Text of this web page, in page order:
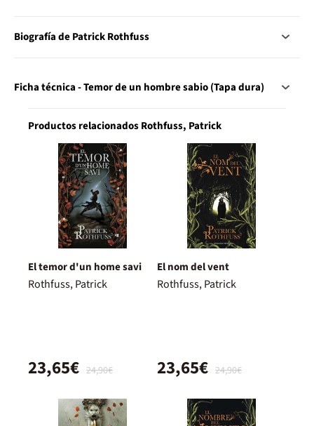
Biografía de Patrick Rothfuss
Ficha técnica - Temor de un hombre sabio (Tapa dura)
Productos relacionados Rothfuss, Patrick
El temor d'un home savi
Rothfuss, Patrick
24,90€
23,65€
El nom del vent
Rothfuss, Patrick
24,90€
23,65€